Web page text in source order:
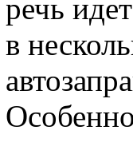
речь
в